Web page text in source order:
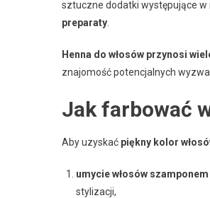
sztuczne dodatki występujące
preparaty
Henna do włosów przynosi
znajomość potencjalnych
Jak farbować
Aby uzyskać piękny kolor
umycie włosów
stylizacji,